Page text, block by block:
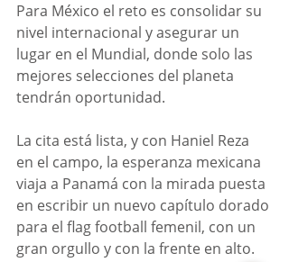
Para México el reto es consolidar su
nivel internacional y asegurar un
lugar en el Mundial, donde solo las
mejores selecciones del planeta
tendrán oportunidad.
La cita está lista, y con Haniel Reza
en el campo, la esperanza mexicana
viaja a Panamá con la mirada puesta
en escribir un nuevo capítulo dorado
para el flag football femenil, con un
gran orgullo y con la frente en alto.